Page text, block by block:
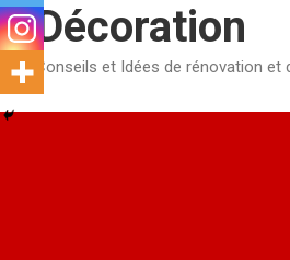
Décoration
Conseils et Idées de rénovation et